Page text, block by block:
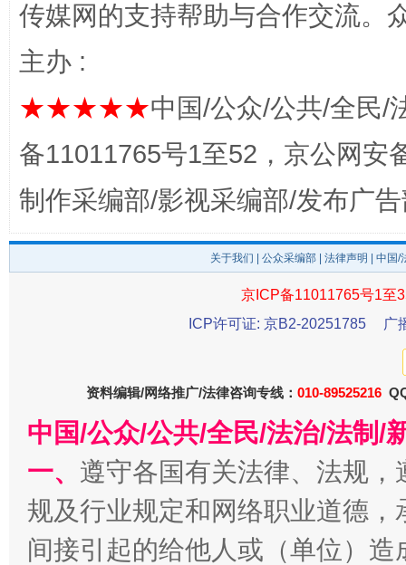
东山县通报“牛蛙产品抗生素超标问题”
传媒网的支持帮助与合作交流。
主办 :
★★★★★中国/公众/公共/全民/
备11011765号1至52，京公网安
制作采编部/影视采编部/发布广
关于我们 公众采编部 法律声明 | 中国
京ICP备11011765号1至
ICP许可证: 京B2-20251785
广
资料编辑/网络推广/法律咨询专线： 010-89525216
中国/公众/公共/全民/法治/法制/
一、 遵守各国有关法律、法规
规及行业规定和网络职业道德
间接引起的给他人或（单位）